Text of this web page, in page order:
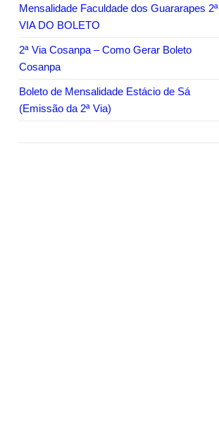
Mensalidade Faculdade dos Guararapes 2ª
VIA DO BOLETO
2ª Via Cosanpa – Como Gerar Boleto
Cosanpa
Boleto de Mensalidade Estácio de Sá
(Emissão da 2ª Via)